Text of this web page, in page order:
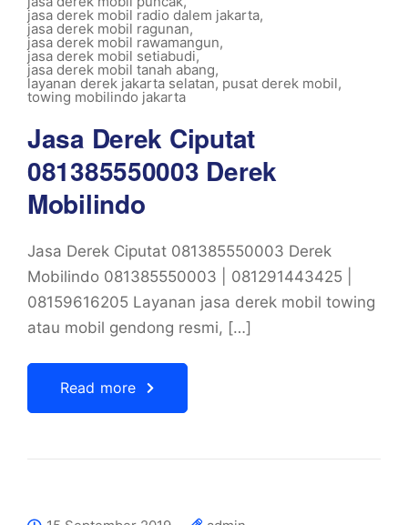
jasa derek mobil radio dalem jakarta,
jasa derek mobil ragunan,
jasa derek mobil rawamangun,
jasa derek mobil setiabudi,
jasa derek mobil tanah abang,
layanan derek jakarta selatan, pusat derek mobil,
towing mobilindo jakarta
Jasa Derek Ciputat
081385550003 Derek
Mobilindo
Jasa Derek Ciputat 081385550003 Derek
Mobilindo 081385550003 | 081291443425 |
08159616205 Layanan jasa derek mobil towing
atau mobil gendong resmi, […]
Read more